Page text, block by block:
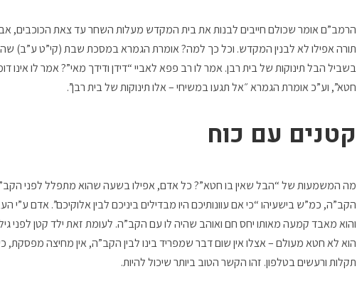
הרמב”ם אומר שכולם חייבים לבנות את בית המקדש מעלות השחר עד צאת הכוכבים,
תורה אפילו לא לבנין המקדש. וכל כך למה? אומרת הגמרא במסכת שבת (קי”ט ע”ב)
בשביל הבל תינוקות של בית רבן. אמר לו רב פפא לאביי “דידן ודידך מאי”? אמר לו
חטא”, וע”כ אומרת הגמרא ״אל תגעו במשיחי – אלו תינוקות של בית רבן”.
קטנים עם כוח
מה המשמעות של “הבל שאין בו חטא”? כל אדם, אפילו בשעה שהוא מתפלל לפני
הקב”ה, כמ”ש בישעיהו “כי אם עוונותיכם היו מבדילים ביניכם לבין אלוקיכם”. אדם
והוא מאבד קמעה מאותו יחס חם ואוהב שהיה לו עם הקב”ה. לעומת זאת ילד קטן לפני
הוא לא חטא מעולם – אצלו אין שום דבר שמפריד בינו לבין הקב”ה, אין מחיצה
תקלות ורעשים בטלפון. זהו הקשר הטוב ביותר שיכול להיות.